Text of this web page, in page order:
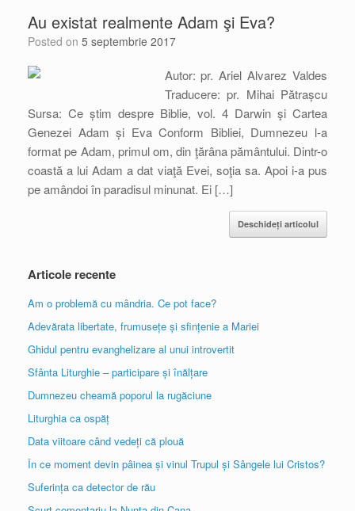
Au existat realmente Adam şi Eva?
Posted on 5 septembrie 2017
Autor: pr. Ariel Alvarez Valdes
Traducere: pr. Mihai Pătrașcu
Sursa: Ce știm despre Biblie, vol. 4 Darwin şi Cartea
Genezei Adam și Eva Conform Bibliei, Dumnezeu l-a
format pe Adam, primul om, din ţărâna pământului. Dintr-o
coastă a lui Adam a dat viaţă Evei, soţia sa. Apoi i-a pus
pe amândoi în paradisul minunat. Ei […]
Deschideți articolul
Articole recente
Am o problemă cu mândria. Ce pot face?
Adevărata libertate, frumusețe și sfințenie a Mariei
Ghidul pentru evanghelizare al unui introvertit
Sfânta Liturghie – participare și înălțare
Dumnezeu cheamă poporul la rugăciune
Liturghia ca ospăț
Data viitoare când vedeți că plouă
În ce moment devin pâinea și vinul Trupul și Sângele lui Cristos?
Suferința ca detector de rău